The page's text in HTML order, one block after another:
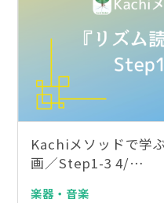
Kachiメソッドで学
画／Step1-3 4/…
楽器・音楽